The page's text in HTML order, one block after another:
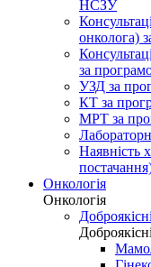
НСЗУ
онколога)
за
УЗД за
КТ за
МРТ за
Наявність
Онкологія
Онкологія